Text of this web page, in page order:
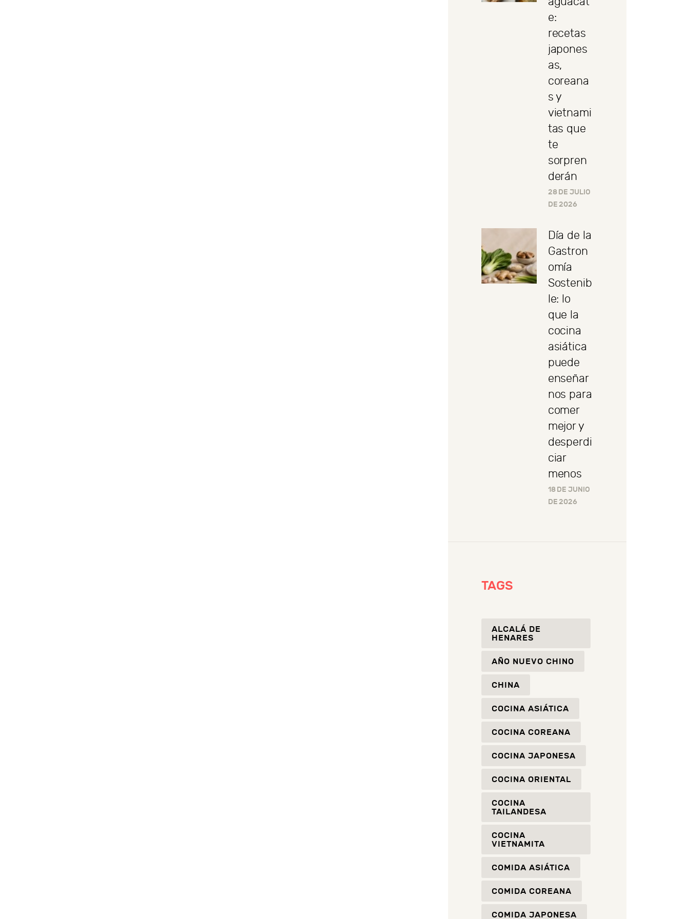
e:
recetas
japones
as,
coreana
s y
vietnami
tas que
te
sorpren
derán
28 DE JULIO
DE 2026
Día de la
Gastron
omía
Sostenib
le: lo
que la
cocina
asiática
puede
enseñar
nos para
comer
mejor y
desperdi
ciar
menos
18 DE JUNIO
DE 2026
TAGS
ALCALÁ DE
HENARES
AÑO NUEVO CHINO
CHINA
COCINA ASIÁTICA
COCINA COREANA
COCINA JAPONESA
COCINA ORIENTAL
COCINA
TAILANDESA
COCINA
VIETNAMITA
COMIDA ASIÁTICA
COMIDA COREANA
COMIDA JAPONESA